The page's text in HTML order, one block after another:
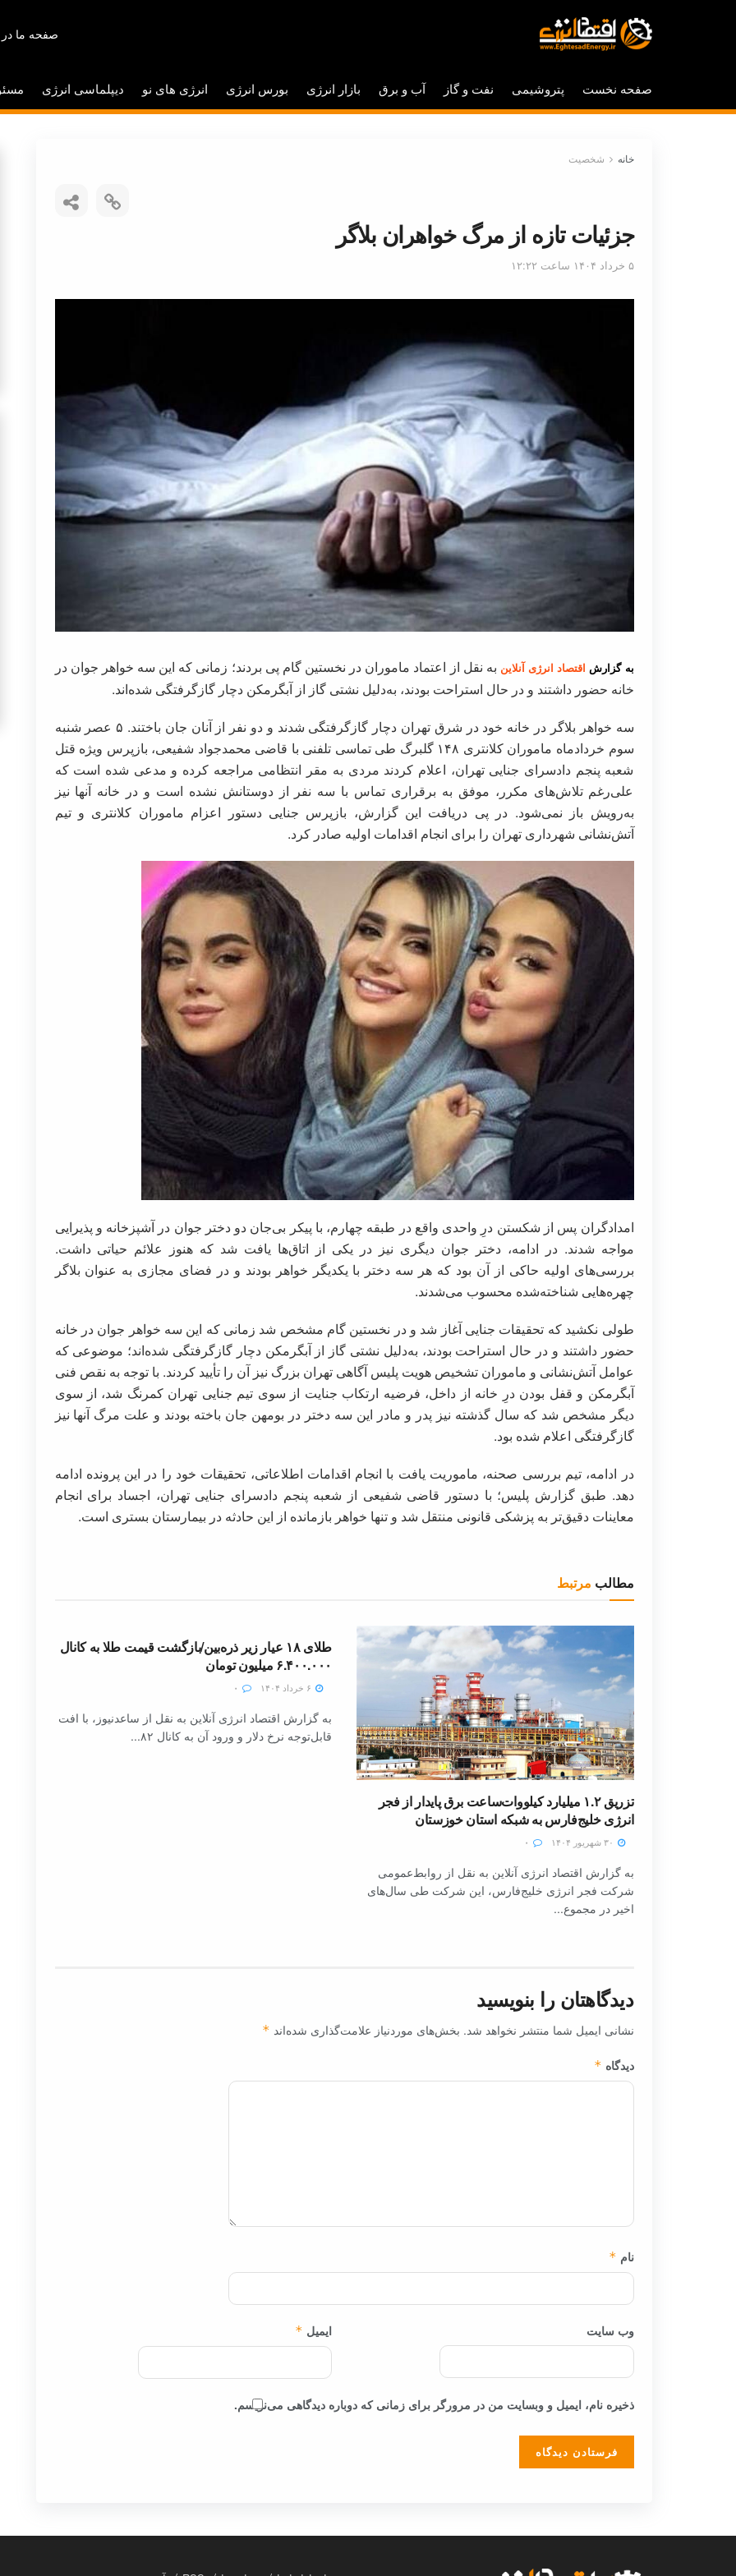
صفحه ما در
صفحه نخست پتروشیمی نفت و گاز آب و برق بازار انرژی بورس انرژی انرژی های نو دیپلماسی انرژی
خانه شخصیت
جزئیات تازه از مرگ خواهران بلاگر
۵ خرداد ۱۴۰۴ ساعت ۱۲:۲۲
به گزارش اقتصاد انرژی آنلاین به نقل از اعتماد ماموران در نخستین گام پی بردند؛ زمانی که این سه خواهر جوان در
خانه حضور داشتند و در حال استراحت بودند، به‌دلیل نشتی گاز از آبگرمکن دچار گازگرفتگی شده‌اند.
سه خواهر بلاگر در خانه خود در شرق تهران دچار گازگرفتگی شدند و دو نفر از آنان جان باختند. ۵ عصر شنبه
سوم خردادماه ماموران کلانتری ۱۴۸ گلبرگ طی تماسی تلفنی با قاضی محمدجواد شفیعی، بازپرس ویژه قتل
شعبه پنجم دادسرای جنایی تهران، اعلام کردند مردی به مقر انتظامی مراجعه کرده و مدعی شده است که
علی‌رغم تلاش‌های مکرر، موفق به برقراری تماس با سه نفر از دوستانش نشده است و در خانه آنها نیز
به‌رویش باز نمی‌شود. در پی دریافت این گزارش، بازپرس جنایی دستور اعزام ماموران کلانتری و تیم
آتش‌نشانی شهرداری تهران را برای انجام اقدامات اولیه صادر کرد.
امدادگران پس از شکستن درِ واحدی واقع در طبقه چهارم، با پیکر بی‌جان دو دختر جوان در آشپزخانه و پذیرایی
مواجه شدند. در ادامه، دختر جوان دیگری نیز در یکی از اتاق‌ها یافت شد که هنوز علائم حیاتی داشت.
بررسی‌های اولیه حاکی از آن بود که هر سه دختر با یکدیگر خواهر بودند و در فضای مجازی به عنوان بلاگر
چهره‌هایی شناخته‌شده محسوب می‌شدند.
طولی نکشید که تحقیقات جنایی آغاز شد و در نخستین گام مشخص شد زمانی که این سه خواهر جوان در خانه
حضور داشتند و در حال استراحت بودند، به‌دلیل نشتی گاز از آبگرمکن دچار گازگرفتگی شده‌اند؛ موضوعی که
عوامل آتش‌نشانی و ماموران تشخیص هویت پلیس آگاهی تهران بزرگ نیز آن را تأیید کردند. با توجه به نقص فنی
آبگرمکن و قفل بودن درِ خانه از داخل، فرضیه ارتکاب جنایت از سوی تیم جنایی تهران کمرنگ شد، از سوی
دیگر مشخص شد که سال گذشته نیز پدر و مادر این سه دختر در بومهن جان باخته بودند و علت مرگ آنها نیز
گازگرفتگی اعلام شده بود.
در ادامه، تیم بررسی صحنه، ماموریت یافت با انجام اقدامات اطلاعاتی، تحقیقات خود را در این پرونده ادامه
دهد. طبق گزارش پلیس؛ با دستور قاضی شفیعی از شعبه پنجم دادسرای جنایی تهران، اجساد برای انجام
معاینات دقیق‌تر به پزشکی قانونی منتقل شد و تنها خواهر بازمانده از این حادثه در بیمارستان بستری است.
مطالب مرتبط
تزریق ۱.۲ میلیارد کیلووات‌ساعت برق پایدار از فجر
انرژی خلیج‌فارس به شبکه استان خوزستان
به گزارش اقتصاد انرژی آنلاین به نقل از روابط‌عمومی
شرکت فجر انرژی خلیج‌فارس، این شرکت طی سال‌های
اخیر در مجموع...
طلای ۱۸ عیار زیر ذره‌بین/بازگشت قیمت طلا به کانال
۶.۴۰۰.۰۰۰ میلیون تومان
به گزارش اقتصاد انرژی آنلاین به نقل از ساعدنیوز، با افت
قابل‌توجه نرخ دلار و ورود آن به کانال ۸۲...
دیدگاهتان را بنویسید
نشانی ایمیل شما منتشر نخواهد شد. بخش‌های موردنیاز علامت‌گذاری شده‌اند *
دیدگاه *
نام *
ایمیل * وب‌ سایت
ذخیره نام، ایمیل و وبسایت من در مرورگر برای زمانی که دوباره دیدگاهی می‌نویسم.